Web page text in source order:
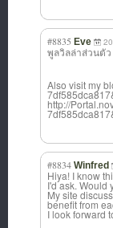
#8835 Eve
พูลวิลล่าส่วนตั
Also visit my
http://
#8834 Winfred
Hiya! I know
I'd ask. Would
My site
benefit from
I look forward